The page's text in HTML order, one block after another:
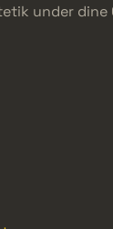
under dine